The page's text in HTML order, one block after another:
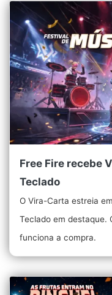
Free Fire recebe
Teclado
O Vira-Carta estreia
Teclado em destaque.
funciona a compra.